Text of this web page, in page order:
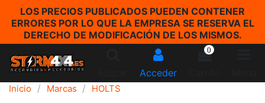
LOS PRECIOS PUBLICADOS PUEDEN CONTENER
ERRORES POR LO QUE LA EMPRESA SE RESERVA EL
DERECHO DE MODIFICACIÓN DE LOS MISMOS.
Acceder
0
Inicio Marcas HOLTS